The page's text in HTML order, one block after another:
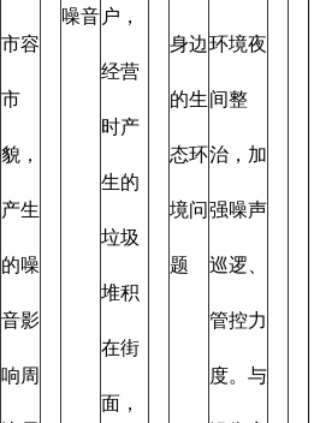
市容
市
貌，
产生
的噪
音影
响周
噪音 户，
经营
时产
生的
垃圾
堆积
在街
面，
身边
的生
态环
境问
题
环境夜
间整
治，加
强噪声
巡逻、
管控力
度。与